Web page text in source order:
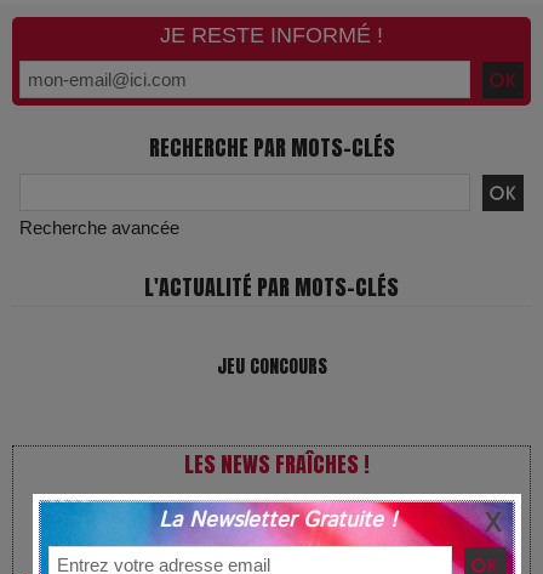
JE RESTE INFORMÉ !
RECHERCHE PAR MOTS-CLÉS
Recherche avancée
L'ACTUALITÉ PAR MOTS-CLÉS
JEU CONCOURS
LES NEWS FRAÎCHES !
VivaTech 2026 : l’instant où l’opéra bascule dans l’ère des
algorithmes
La Newsletter Gratuite !